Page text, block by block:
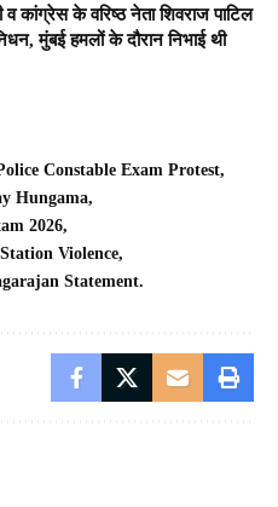
व कांग्रेस के वरिष्ठ नेता शिवराज पाटिल
मुंबई हमलों के दौरान निभाई थी
Constable Exam Protest
Hungama
2026
Violence
Statement.